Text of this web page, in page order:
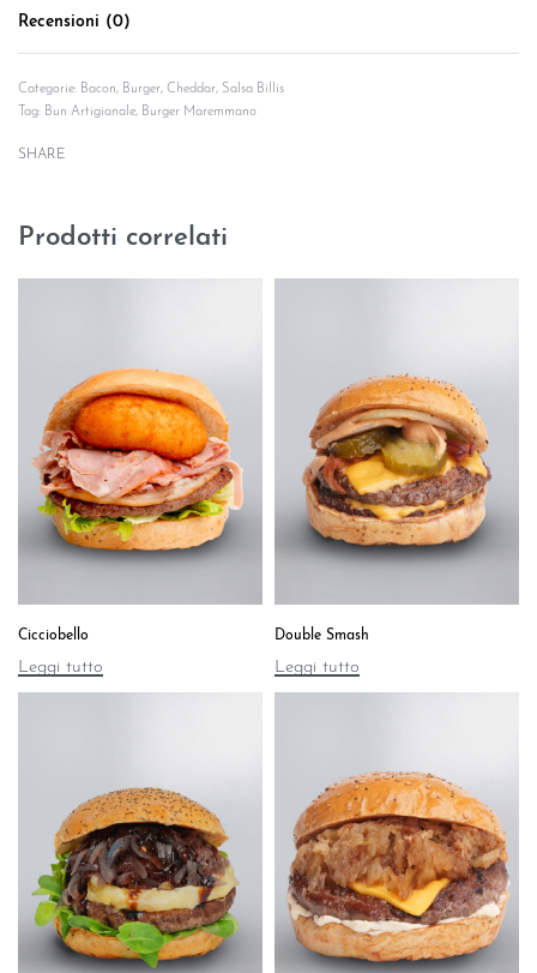
Recensioni (0)
Categorie: Bacon, Burger, Cheddar, Salsa Billis
Tag: Bun Artigianale, Burger Maremmano
SHARE
Prodotti correlati
Cicciobello
Leggi tutto
Double Smash
Leggi tutto